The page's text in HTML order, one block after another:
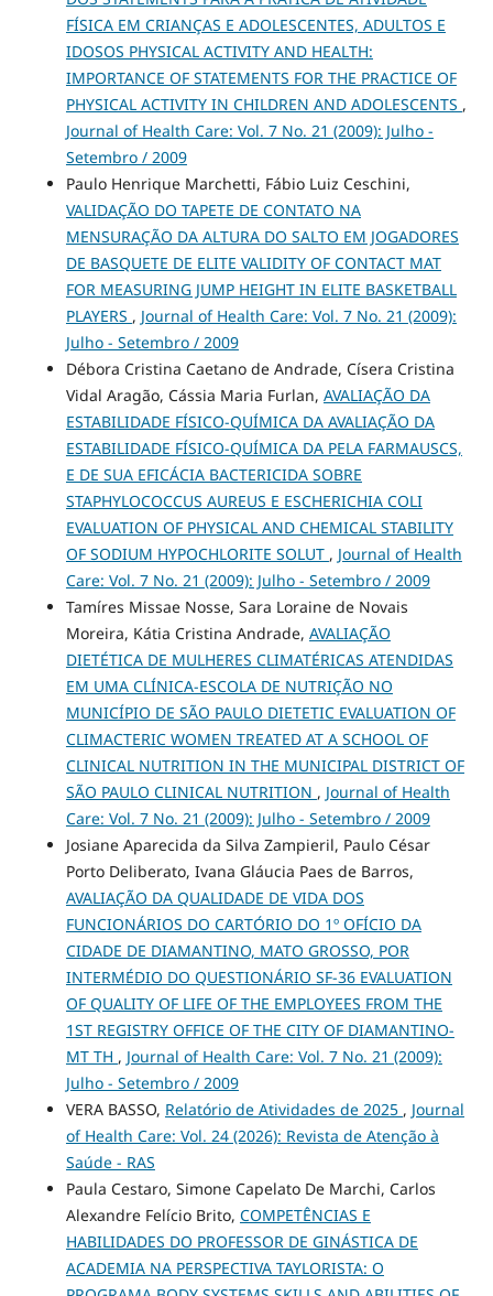
FÍSICA EM CRIANÇAS E ADOLESCENTES, ADULTOS E
IDOSOS PHYSICAL ACTIVITY AND HEALTH:
IMPORTANCE OF STATEMENTS FOR THE PRACTICE OF
PHYSICAL ACTIVITY IN CHILDREN AND ADOLESCENTS ,
Journal of Health Care: Vol. 7 No. 21 (2009): Julho -
Setembro / 2009
Paulo Henrique Marchetti, Fábio Luiz Ceschini,
VALIDAÇÃO DO TAPETE DE CONTATO NA
MENSURAÇÃO DA ALTURA DO SALTO EM JOGADORES
DE BASQUETE DE ELITE VALIDITY OF CONTACT MAT
FOR MEASURING JUMP HEIGHT IN ELITE BASKETBALL
PLAYERS , Journal of Health Care: Vol. 7 No. 21 (2009):
Julho - Setembro / 2009
Débora Cristina Caetano de Andrade, Císera Cristina
Vidal Aragão, Cássia Maria Furlan, AVALIAÇÃO DA
ESTABILIDADE FÍSICO-QUÍMICA DA AVALIAÇÃO DA
ESTABILIDADE FÍSICO-QUÍMICA DA PELA FARMAUSCS,
E DE SUA EFICÁCIA BACTERICIDA SOBRE
STAPHYLOCOCCUS AUREUS E ESCHERICHIA COLI
EVALUATION OF PHYSICAL AND CHEMICAL STABILITY
OF SODIUM HYPOCHLORITE SOLUT , Journal of Health
Care: Vol. 7 No. 21 (2009): Julho - Setembro / 2009
Tamíres Missae Nosse, Sara Loraine de Novais
Moreira, Kátia Cristina Andrade, AVALIAÇÃO
DIETÉTICA DE MULHERES CLIMATÉRICAS ATENDIDAS
EM UMA CLÍNICA-ESCOLA DE NUTRIÇÃO NO
MUNICÍPIO DE SÃO PAULO DIETETIC EVALUATION OF
CLIMACTERIC WOMEN TREATED AT A SCHOOL OF
CLINICAL NUTRITION IN THE MUNICIPAL DISTRICT OF
SÃO PAULO CLINICAL NUTRITION , Journal of Health
Care: Vol. 7 No. 21 (2009): Julho - Setembro / 2009
Josiane Aparecida da Silva Zampieril, Paulo César
Porto Deliberato, Ivana Gláucia Paes de Barros,
AVALIAÇÃO DA QUALIDADE DE VIDA DOS
FUNCIONÁRIOS DO CARTÓRIO DO 1º OFÍCIO DA
CIDADE DE DIAMANTINO, MATO GROSSO, POR
INTERMÉDIO DO QUESTIONÁRIO SF-36 EVALUATION
OF QUALITY OF LIFE OF THE EMPLOYEES FROM THE
1ST REGISTRY OFFICE OF THE CITY OF DIAMANTINO-
MT TH , Journal of Health Care: Vol. 7 No. 21 (2009):
Julho - Setembro / 2009
VERA BASSO, Relatório de Atividades de 2025 , Journal
of Health Care: Vol. 24 (2026): Revista de Atenção à
Saúde - RAS
Paula Cestaro, Simone Capelato De Marchi, Carlos
Alexandre Felício Brito, COMPETÊNCIAS E
HABILIDADES DO PROFESSOR DE GINÁSTICA DE
ACADEMIA NA PERSPECTIVA TAYLORISTA: O